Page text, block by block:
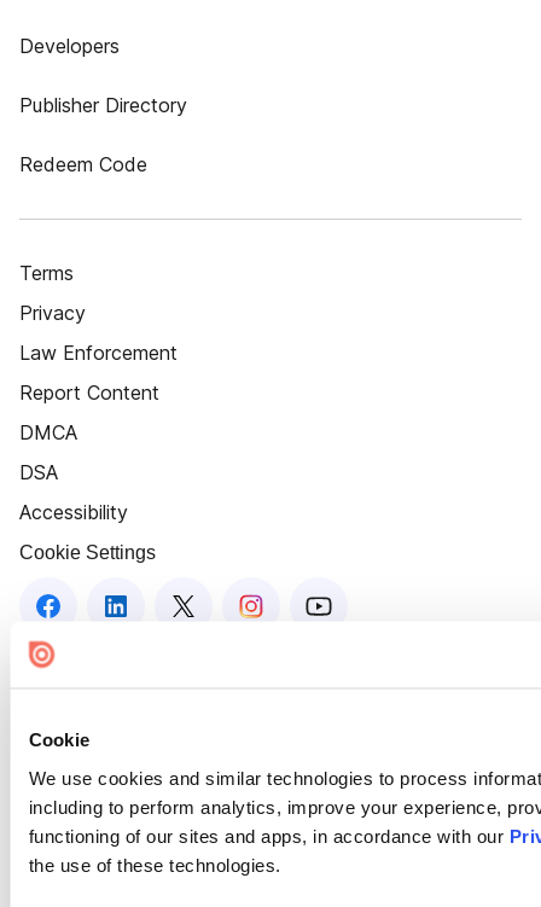
Cookie
We use cookies and similar technologies to process
including to perform analytics, improve your experience,
functioning of our sites and apps, in accordance with our
the use of these technologies.
Developers
Publisher Directory
Redeem Code
Terms
Privacy
Law Enforcement
Report Content
DMCA
DSA
Accessibility
Cookie Settings